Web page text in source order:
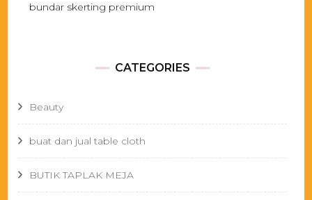
bundar skerting premium
CATEGORIES
Beauty
buat dan jual table cloth
BUTIK TAPLAK MEJA